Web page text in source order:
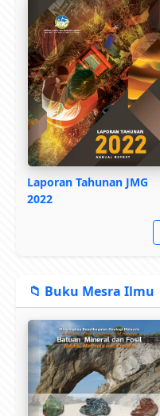
Laporan Tahunan JMG
2022
📁 Buku Mesra Ilmu